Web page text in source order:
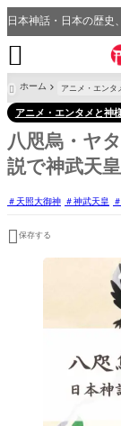

 ホーム アニメ・エンタ
アニメ・エンタメと神
八咫烏・ヤ
説で神武天
天照大御神 神武天皇
 保存する